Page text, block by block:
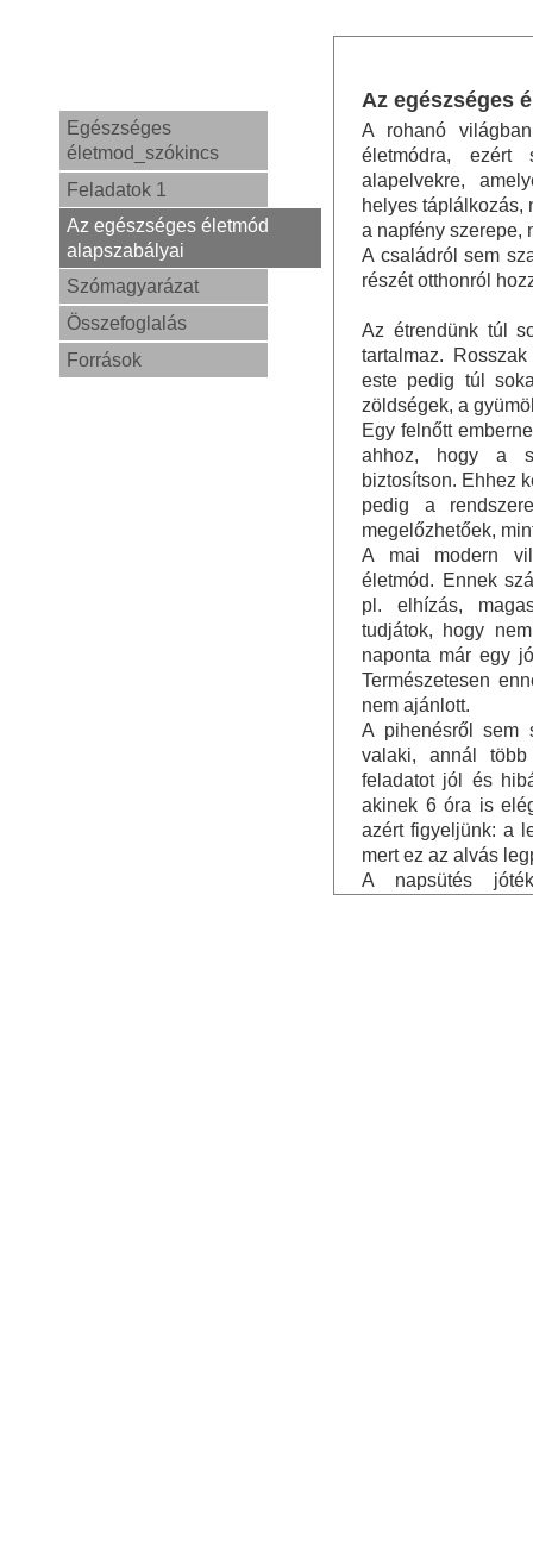
Egészséges
életmod_szókincs
Feladatok 1
Az egészséges életmód
alapszabályai
Szómagyarázat
Összefoglalás
Források
Az egészséges
A rohanó
életmódra, ezért
alapelvekre,
helyes táplálkozás,
a napfény szerepe,
A családról sem
részét otthonról
Az étrendünk túl
tartalmaz.
este pedig túl
zöldségek, a
Egy felnőtt
ahhoz, hogy a
biztosítson. Ehhez
pedig a
megelőzhetőek,
A mai modern
életmód. Ennek
pl. elhízás,
tudjátok, hogy
naponta már egy
Természetesen
nem ajánlott.
A pihenésről sem
valaki, annál
feladatot jól és
akinek 6 óra is
azért figyeljünk: a
mert ez az alvás
A napsütés